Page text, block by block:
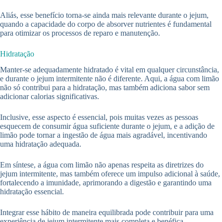
Aliás, esse benefício torna-se ainda mais relevante durante o jejum,
quando a capacidade do corpo de absorver nutrientes é fundamental
para otimizar os processos de reparo e manutenção.
Hidratação
Manter-se adequadamente hidratado é vital em qualquer circunstância,
e durante o jejum intermitente não é diferente. Aqui, a água com limão
não só contribui para a hidratação, mas também adiciona sabor sem
adicionar calorias significativas.
Inclusive, esse aspecto é essencial, pois muitas vezes as pessoas
esquecem de consumir água suficiente durante o jejum, e a adição de
limão pode tornar a ingestão de água mais agradável, incentivando
uma hidratação adequada.
Em síntese, a água com limão não apenas respeita as diretrizes do
jejum intermitente, mas também oferece um impulso adicional à saúde,
fortalecendo a imunidade, aprimorando a digestão e garantindo uma
hidratação essencial.
Integrar esse hábito de maneira equilibrada pode contribuir para uma